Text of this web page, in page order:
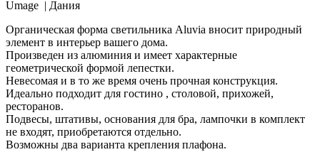
Umage | Дания
Органическая форма светильника Aluvia вносит природный
элемент в интерьер вашего дома.
Произведен из алюминия и имеет характерные
геометрической формой лепестки.
Невесомая и в то же время очень прочная конструкция.
Идеально подходит для гостино , столовой, прихожей,
ресторанов.
Подвесы, штативы, основания для бра, лампочки в комплект
не входят, приобретаются отдельно.
Возможны два варианта крепления плафона.